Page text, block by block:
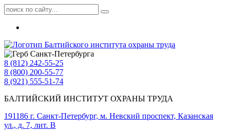
8 (812) 242-55-25
8 (800) 200-55-77
8 (921) 555-51-74
БАЛТИЙСКИЙ ИНСТИТУТ ОХРАНЫ ТРУДА
191186 г. Санкт-Петербург, м. Невский проспект, Казанская
ул., д. 7, лит. В